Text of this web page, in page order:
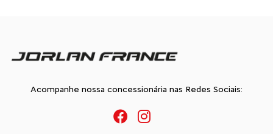
Acompanhe nossa concessionária nas Redes Sociais: